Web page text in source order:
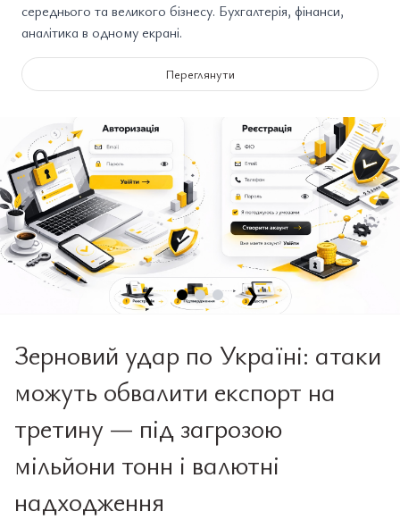
середнього та великого бізнесу. Бухгалтерія, фінанси,
аналітика в одному екрані.
Переглянути
❮ ❯
Зерновий удар по Україні: атаки
можуть обвалити експорт на
третину — під загрозою
мільйони тонн і валютні
надходження